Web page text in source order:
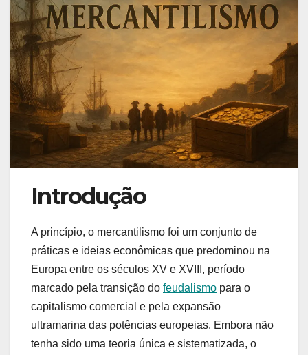
Introdução
A princípio, o mercantilismo foi um conjunto de
práticas e ideias econômicas que predominou na
Europa entre os séculos XV e XVIII, período
marcado pela transição do feudalismo para o
capitalismo comercial e pela expansão
ultramarina das potências europeias. Embora não
tenha sido uma teoria única e sistematizada, o